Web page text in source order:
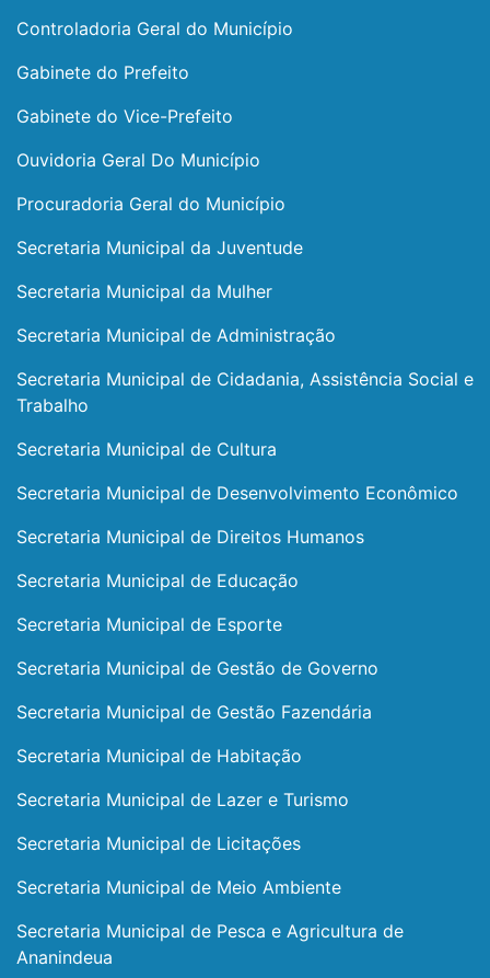
Controladoria Geral do Município
Gabinete do Prefeito
Gabinete do Vice-Prefeito
Ouvidoria Geral Do Município
Procuradoria Geral do Município
Secretaria Municipal da Juventude
Secretaria Municipal da Mulher
Secretaria Municipal de Administração
Secretaria Municipal de Cidadania, Assistência Social e
Trabalho
Secretaria Municipal de Cultura
Secretaria Municipal de Desenvolvimento Econômico
Secretaria Municipal de Direitos Humanos
Secretaria Municipal de Educação
Secretaria Municipal de Esporte
Secretaria Municipal de Gestão de Governo
Secretaria Municipal de Gestão Fazendária
Secretaria Municipal de Habitação
Secretaria Municipal de Lazer e Turismo
Secretaria Municipal de Licitações
Secretaria Municipal de Meio Ambiente
Secretaria Municipal de Pesca e Agricultura de
Ananindeua